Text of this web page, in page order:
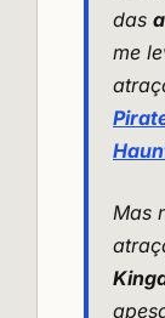
das
me
Mas